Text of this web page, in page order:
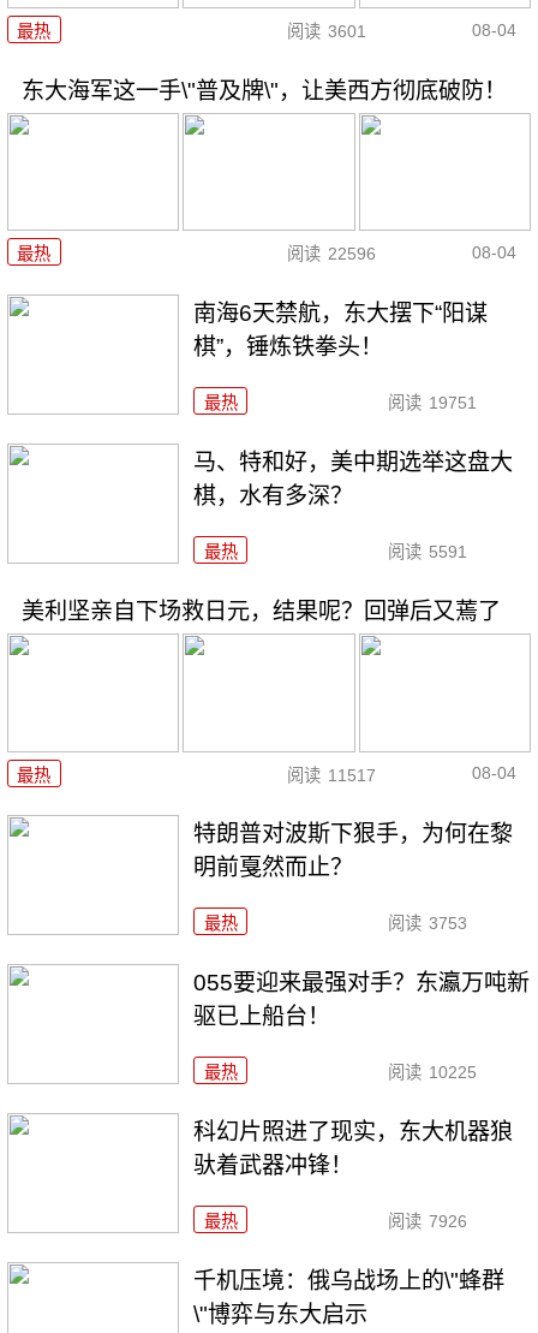
最热 阅读 3601 08-04
东大海军这一手\"普及牌\"，让美西方彻底破防！
最热 阅读 22596 08-04
南海6天禁航，东大摆下“阳谋
棋”，锤炼铁拳头！
最热 阅读 19751
马、特和好，美中期选举这盘大
棋，水有多深？
最热 阅读 5591
美利坚亲自下场救日元，结果呢？回弹后又蔫了
最热 阅读 11517 08-04
特朗普对波斯下狠手，为何在黎
明前戛然而止？
最热 阅读 3753
055要迎来最强对手？东瀛万吨新
驱已上船台！
最热 阅读 10225
科幻片照进了现实，东大机器狼
驮着武器冲锋！
最热 阅读 7926
千机压境：俄乌战场上的\"蜂群
\"博弈与东大启示